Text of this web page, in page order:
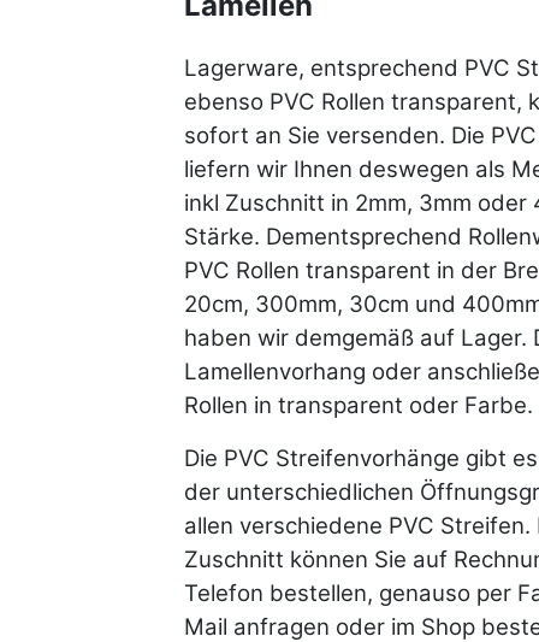
Lagerware, entsprechend PVC
ebenso PVC Rollen transparent,
sofort an Sie versenden. Die
liefern wir Ihnen deswegen als
inkl Zuschnitt in 2mm, 3mm oder
Stärke. Dementsprechend
PVC Rollen transparent in der
20cm, 300mm, 30cm und
haben wir demgemäß auf Lager.
Lamellenvorhang oder
Rollen in transparent oder Farbe.
Die PVC Streifenvorhänge gibt
der unterschiedlichen
allen verschiedene PVC Streifen.
Zuschnitt können Sie auf
Telefon bestellen, genauso per
Mail anfragen oder im Shop